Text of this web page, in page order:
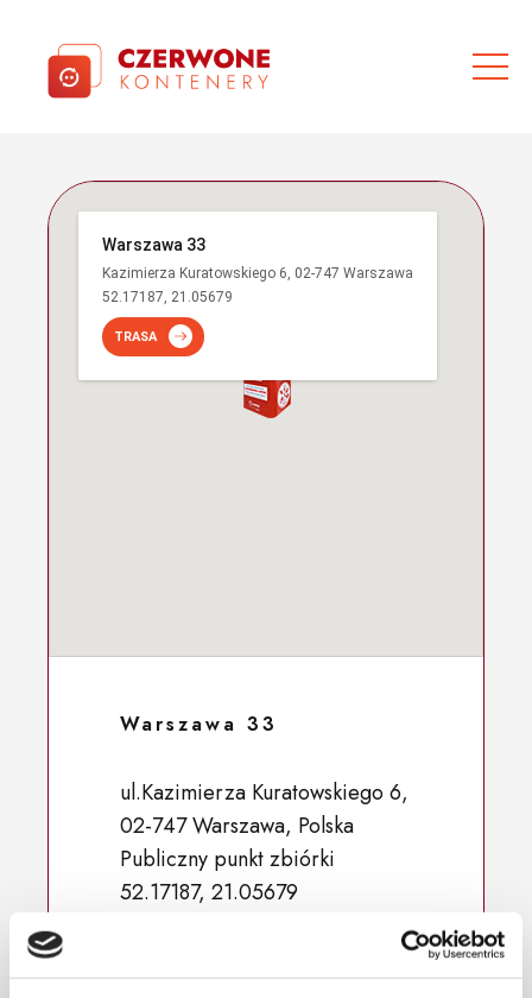
Warszawa 33
Kazimierza Kuratowskiego 6, 02-747 Warszawa
52.17187, 21.05679
TRASA
Warszawa 33
ul.Kazimierza Kuratowskiego 6,
02-747 Warszawa, Polska
Publiczny punkt zbiórki
52.17187, 21.05679